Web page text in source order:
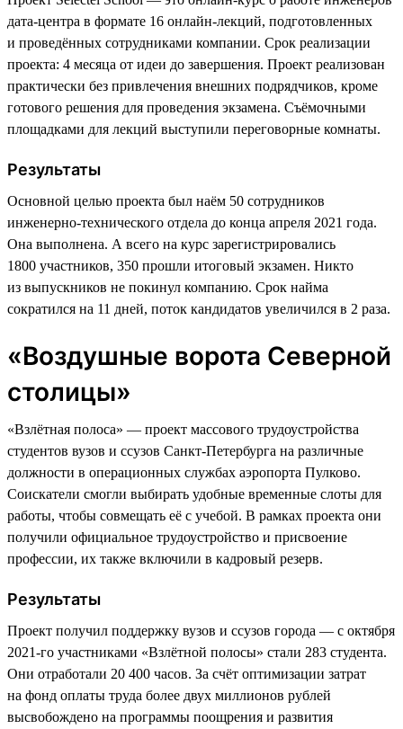
дата-центра в формате 16 онлайн-лекций, подготовленных
и проведённых сотрудниками компании. Срок реализации
проекта: 4 месяца от идеи до завершения. Проект реализован
практически без привлечения внешних подрядчиков, кроме
готового решения для проведения экзамена. Съёмочными
площадками для лекций выступили переговорные комнаты.
Результаты
Основной целью проекта был наём 50 сотрудников
инженерно-технического отдела до конца апреля 2021 года.
Она выполнена. А всего на курс зарегистрировались
1800 участников, 350 прошли итоговый экзамен. Никто
из выпускников не покинул компанию. Срок найма
сократился на 11 дней, поток кандидатов увеличился в 2 раза.
«Воздушные ворота Северной
столицы»
«Взлётная полоса» — проект массового трудоустройства
студентов вузов и ссузов Санкт-Петербурга на различные
должности в операционных службах аэропорта Пулково.
Соискатели смогли выбирать удобные временные слоты для
работы, чтобы совмещать её с учебой. В рамках проекта они
получили официальное трудоустройство и присвоение
профессии, их также включили в кадровый резерв.
Результаты
Проект получил поддержку вузов и ссузов города — с октября
2021-го участниками «Взлётной полосы» стали 283 студента.
Они отработали 20 400 часов. За счёт оптимизации затрат
на фонд оплаты труда более двух миллионов рублей
высвобождено на программы поощрения и развития